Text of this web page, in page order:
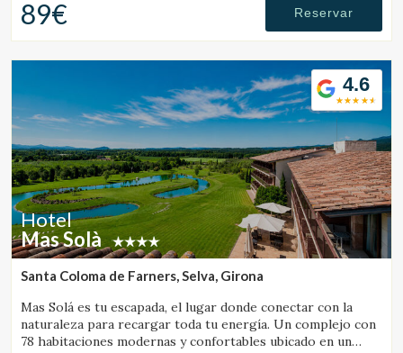
Verificar localizador
89€ Reservar
4.6
Hotel
Mas Solà
Santa Coloma de Farners, Selva, Girona
Mas Solá es tu escapada, el lugar donde conectar con la
naturaleza para recargar toda tu energía. Un complejo con
78 habitaciones modernas y confortables ubicado en un